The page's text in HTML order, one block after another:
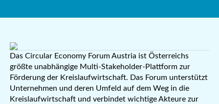
Das Circular Economy Forum Austria ist Österreichs
größte unabhängige Multi-Stakeholder-Plattform zur
Förderung der Kreislaufwirtschaft. Das Forum unterstützt
Unternehmen und deren Umfeld auf dem Weg in die
Kreislaufwirtschaft und verbindet wichtige Akteure zur